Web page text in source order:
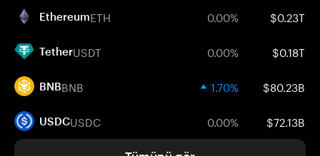
EthereumETH 0.00% $0.23T
TetherUSDT 0.00% $0.18T
BNBBNB 1.70% $80.23B
USDCUSDC 0.00% $72.13B